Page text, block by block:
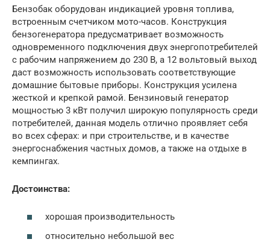
Бензобак оборудован индикацией уровня топлива,
встроенным счетчиком мото-часов. Конструкция
бензогенератора предусматривает возможность
одновременного подключения двух энергопотребителей
с рабочим напряжением до 230 В, а 12 вольтовый выход
даст возможность использовать соответствующие
домашние бытовые приборы. Конструкция усилена
жесткой и крепкой рамой. Бензиновый генератор
мощностью 3 кВт получил широкую популярность среди
потребителей, данная модель отлично проявляет себя
во всех сферах: и при строительстве, и в качестве
энергоснабжения частных домов, а также на отдыхе в
кемпингах.
Достоинства:
хорошая производительность
относительно небольшой вес